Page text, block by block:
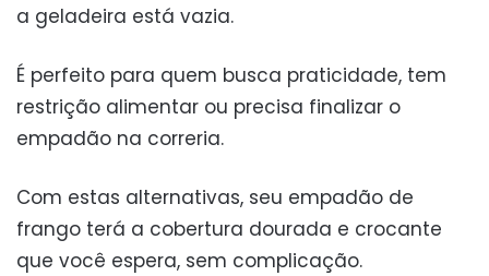
a geladeira está vazia.
É perfeito para quem busca praticidade, tem
restrição alimentar ou precisa finalizar o
empadão na correria.
Com estas alternativas, seu empadão de
frango terá a cobertura dourada e crocante
que você espera, sem complicação.